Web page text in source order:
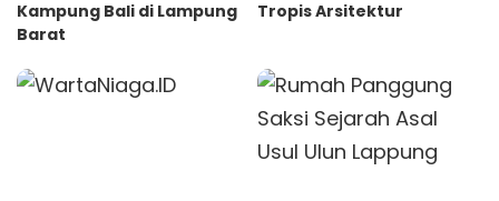
Kampung Bali di Lampung
Barat
Tropis Arsitektur